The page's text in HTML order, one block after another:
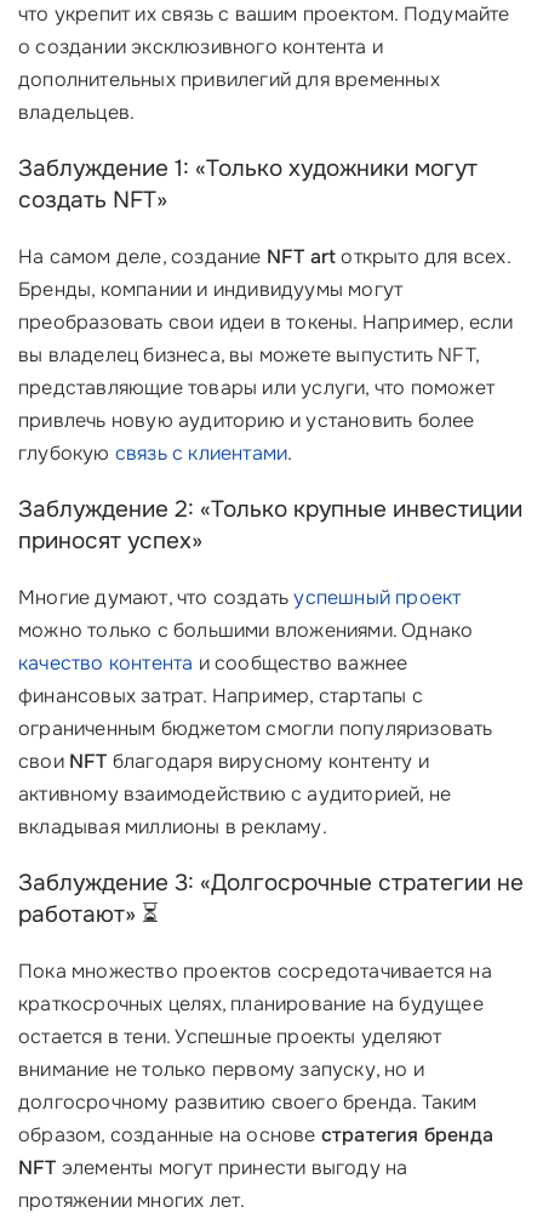
что укрепит их связь с вашим проектом. Подумайте
о создании эксклюзивного контента и
дополнительных привилегий для временных
владельцев.
Заблуждение 1: «Только художники могут
создать NFT»
На самом деле, создание NFT artоткрыто для всех.
Бренды, компании и индивидуумы могут
преобразовать свои идеи в токены. Например, если
вы владелец бизнеса, вы можете выпустить NFT,
представляющие товары или услуги, что поможет
привлечь новую аудиторию и установить более
глубокую связь с клиентами.
Заблуждение 2: «Только крупные инвестиции
приносят успех»
Многие думают, что создатьуспешный проект
можно только с большими вложениями. Однако
качество контента и сообщество важнее
финансовых затрат. Например, стартапы с
ограниченным бюджетом смогли популяризовать
свои NFT благодаря вирусному контенту и
активному взаимодействию с аудиторией, не
вкладывая миллионы в рекламу.
Заблуждение 3: «Долгосрочные стратегии не
работают» ⏳
Пока множество проектов сосредотачивается на
краткосрочных целях, планирование на будущее
остается в тени. Успешные проекты уделяют
внимание не только первому запуску, но и
долгосрочному развитию своего бренда. Таким
образом, созданные на основе стратегия бренда
NFT элементы могут принести выгоду на
протяжении многих лет.